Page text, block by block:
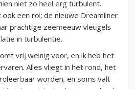
niet zo heel erg turbulent.
een rol; de nieuwe Dreamliner
prachtige zeemeeuw vleugels
in turbulentie.
vrij weinig voor, en ik heb het
Alles vliegt in het rond, het
worden, en soms valt